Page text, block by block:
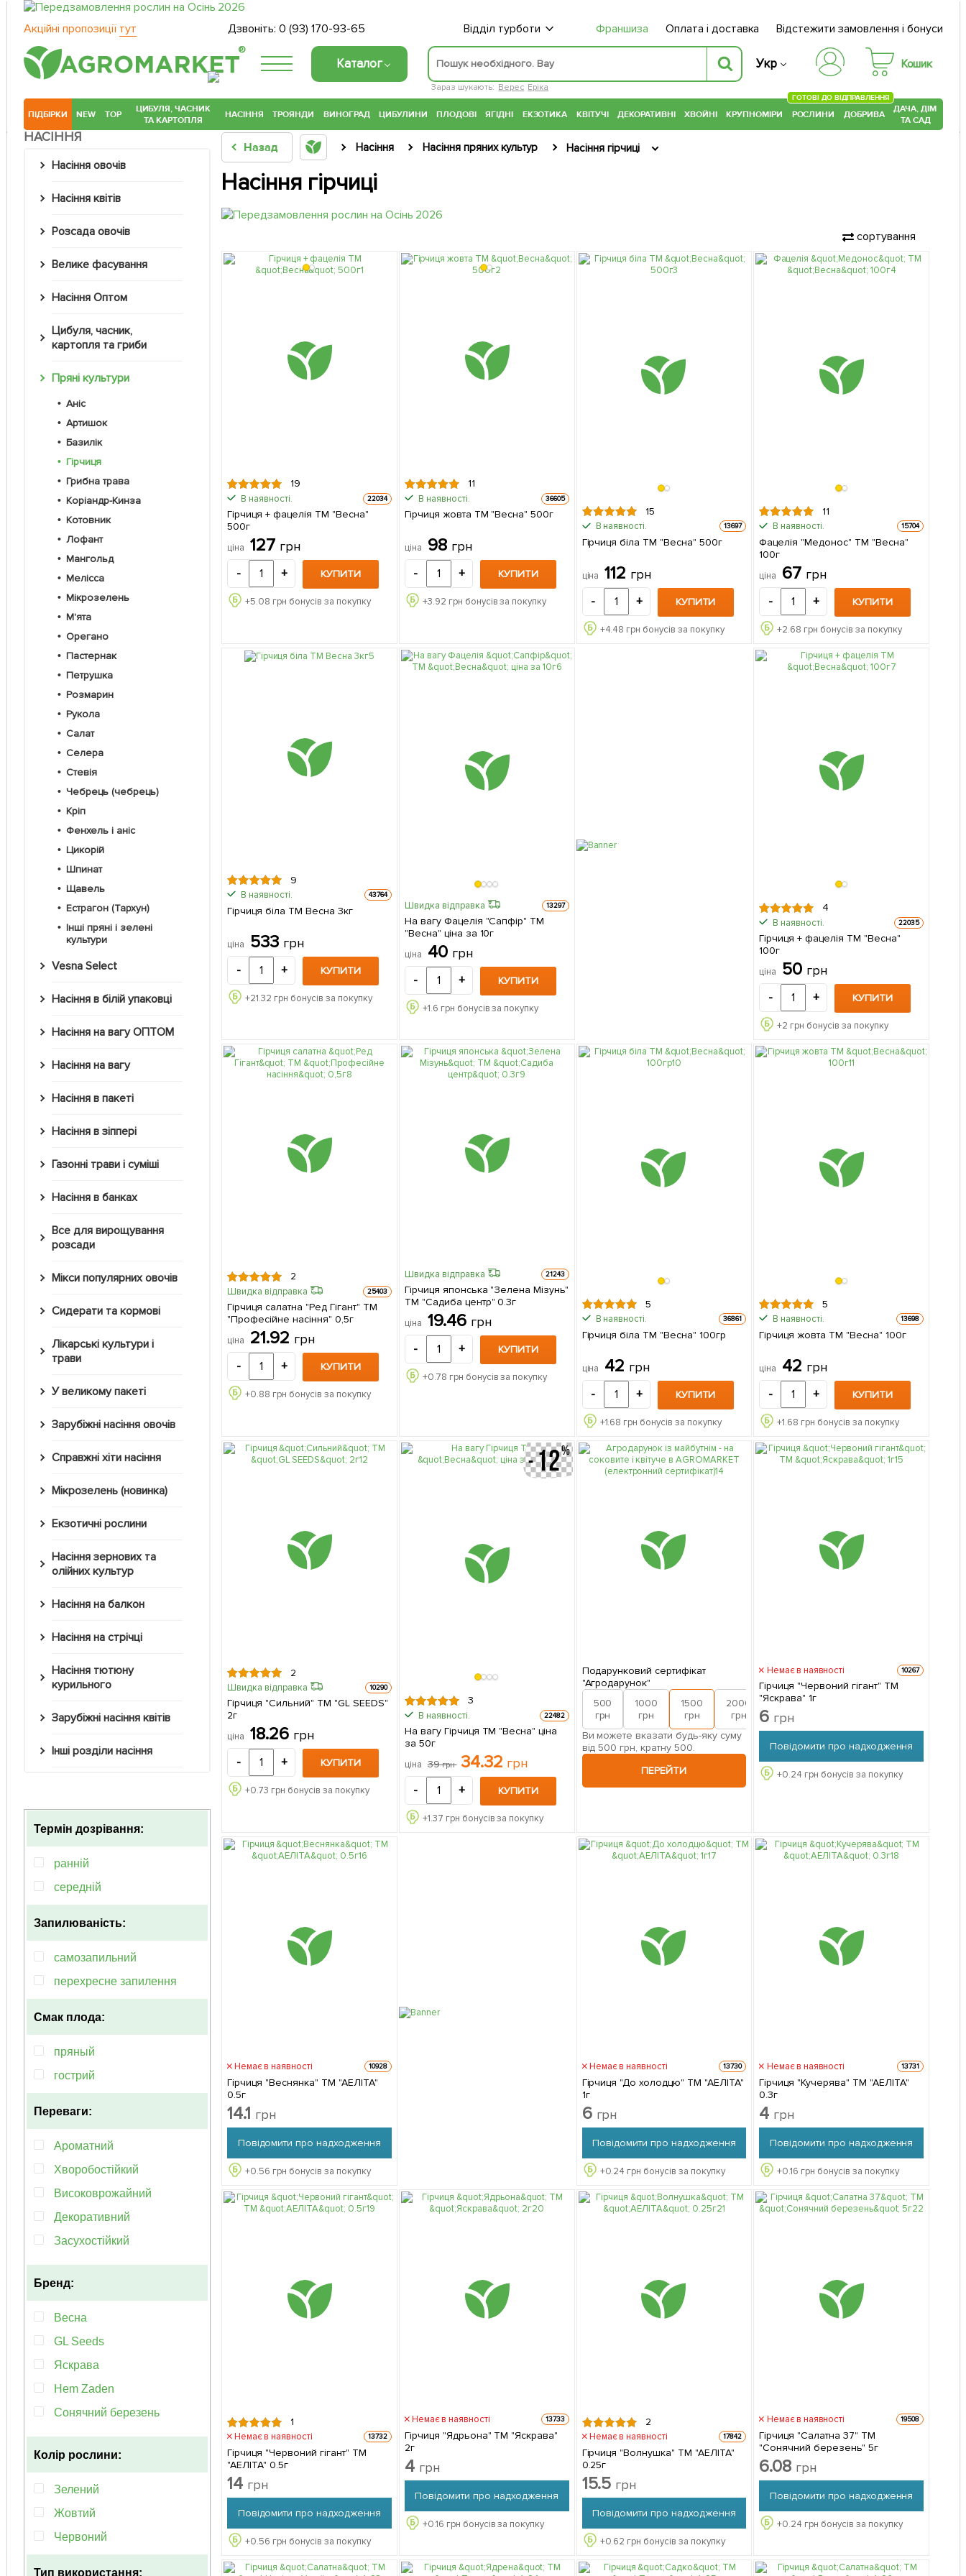
Акційні пропозиції тут Дзвоніть: 0 (93) 170-93-65 Відділ турботи Франшиза Оплата і доставка Відстежити замовлення і бонуси
®
Каталог
Зараз шукають: Верес Еріка
Укр Кошик
ПІДБІРКИ NEW TOP
ЦИБУЛЯ, ЧАСНИК
ТА КАРТОПЛЯ
НАСІННЯ ТРОЯНДИ ВИНОГРАД ЦИБУЛИНИ ПЛОДОВІ ЯГІДНІ ЕКЗОТИКА КВІТУЧІ ДЕКОРАТИВНІ ХВОЙНІ КРУПНОМІРИ РОСЛИНИ
ГОТОВІ ДО ВІДПРАВЛЕННЯ
ДОБРИВА
ДАЧА, ДІМ
ТА САД
НАСІННЯ
Насіння овочів
Насіння квітів
Розсада овочів
Велике фасування
Насіння Оптом
Цибуля, часник,
картопля та гриби
Пряні культури
Аніс
Артишок
Базилік
Гірчиця
Грибна трава
Коріандр-Кинза
Котовник
Лофант
Мангольд
Мелісса
Мікрозелень
М'ята
Орегано
Пастернак
Петрушка
Розмарин
Рукола
Салат
Селера
Стевія
Чебрець (чебрець)
Кріп
Фенхель і аніс
Цикорій
Шпинат
Щавель
Естрагон (Тархун)
Інші пряні і зелені
культури
Vesna Select
Насіння в білій упаковці
Насіння на вагу ОПТОМ
Насіння на вагу
Насіння в пакеті
Насіння в зіппері
Газонні трави і суміші
Насіння в банках
Все для вирощування
розсади
Мікси популярних овочів
Сидерати та кормові
Лікарські культури і
трави
У великому пакеті
Зарубіжні насіння овочів
Справжні хіти насіння
Мікрозелень (новинка)
Екзотичні рослини
Насіння зернових та
олійних культур
Насіння на балкон
Насіння на стрічці
Насіння тютюну
курильного
Зарубіжні насіння квітів
Інші розділи насіння
Термін дозрівання:
ранній
середній
Запилюваність:
самозапильний
перехресне запилення
Смак плода:
пряный
гострий
Переваги:
Ароматний
Хворобостійкий
Високоврожайний
Декоративний
Засухостійкий
Компактний
Багаторічний
Морозостійкий
Невибагливий
Рясно квітучий
Рясноквітучий
Популярний
Транспортабельність
Бренд:
Весна
GL Seeds
Яскрава
Hem Zaden
Сонячний березень
SeedEra
Семена Украины
Аэлита
Поиск
Империя семян
Садиба центр
Колір рослини:
Зелений
Жовтий
Червоний
Тип використання:
Назад Насіння Насіння пряних культур Насіння гірчиці
Насіння гірчиці
сортування
19
В наявності. 22034
Гірчиця + фацелія ТМ "Весна"
500г
ціна 127 грн
- + КУПИТИ
+5.08 грн бонусів за покупку
11
В наявності. 36605
Гірчиця жовта ТМ "Весна" 500г
ціна 98 грн
- + КУПИТИ
+3.92 грн бонусів за покупку
15
В наявності. 13697
Гірчиця біла ТМ "Весна" 500г
ціна 112 грн
- + КУПИТИ
+4.48 грн бонусів за покупку
11
В наявності. 15704
Фацелія "Медонос" ТМ "Весна"
100г
ціна 67 грн
- + КУПИТИ
+2.68 грн бонусів за покупку
9
В наявності. 43764
Гірчиця біла ТМ Весна 3кг
ціна 533 грн
- + КУПИТИ
+21.32 грн бонусів за покупку
Швидка відправка 13297
На вагу Фацелія "Сапфір" ТМ
"Весна" ціна за 10г
ціна 40 грн
- + КУПИТИ
+1.6 грн бонусів за покупку
4
В наявності. 22035
Гірчиця + фацелія ТМ "Весна"
100г
ціна 50 грн
- + КУПИТИ
+2 грн бонусів за покупку
2
Швидка відправка 25403
Гірчиця салатна "Ред Гігант" ТМ
"Професійне насіння" 0,5г
ціна 21.92 грн
- + КУПИТИ
+0.88 грн бонусів за покупку
Швидка відправка 21243
Гірчиця японська "Зелена Мізунь"
ТМ "Садиба центр" 0.3г
ціна 19.46 грн
- + КУПИТИ
+0.78 грн бонусів за покупку
5
В наявності. 36861
Гірчиця біла ТМ "Весна" 100гр
ціна 42 грн
- + КУПИТИ
+1.68 грн бонусів за покупку
5
В наявності. 13698
Гірчиця жовта ТМ "Весна" 100г
ціна 42 грн
- + КУПИТИ
+1.68 грн бонусів за покупку
2
Швидка відправка 10290
Гірчиця "Сильний" ТМ "GL SEEDS"
2г
ціна 18.26 грн
- + КУПИТИ
+0.73 грн бонусів за покупку
3
В наявності. 22482
На вагу Гірчиця ТМ "Весна" ціна
за 50г
ціна 39грн 34.32 грн
- + КУПИТИ
+1.37 грн бонусів за покупку
Подарунковий сертифікат
"Агродарунок"
500
грн
1000
грн
1500
грн
2000
грн
Ви можете вказати будь-яку суму
від 500 грн, кратну 500.
ПЕРЕЙТИ
Немає в наявності 10267
Гірчиця "Червоний гігант" ТМ
"Яскрава" 1г
6 грн
Повідомити про надходження
+0.24 грн бонусів за покупку
Немає в наявності 10928
Гірчиця "Веснянка" ТМ "АЕЛІТА"
0.5г
14.1 грн
Повідомити про надходження
+0.56 грн бонусів за покупку
Немає в наявності 13730
Гірчиця "До холодцю" ТМ "АЕЛІТА"
1г
6 грн
Повідомити про надходження
+0.24 грн бонусів за покупку
Немає в наявності 13731
Гірчиця "Кучерява" ТМ "АЕЛІТА"
0.3г
4 грн
Повідомити про надходження
+0.16 грн бонусів за покупку
1
Немає в наявності 13732
Гірчиця "Червоний гігант" ТМ
"АЕЛІТА" 0.5г
14 грн
Повідомити про надходження
+0.56 грн бонусів за покупку
Немає в наявності 13733
Гірчиця "Ядрьона" ТМ "Яскрава"
2г
4 грн
Повідомити про надходження
+0.16 грн бонусів за покупку
2
Немає в наявності 17842
Гірчиця "Волнушка" ТМ "АЕЛІТА"
0.25г
15.5 грн
Повідомити про надходження
+0.62 грн бонусів за покупку
Немає в наявності 19508
Гірчиця "Салатна 37" ТМ
"Сонячний березень" 5г
6.08 грн
Повідомити про надходження
+0.24 грн бонусів за покупку